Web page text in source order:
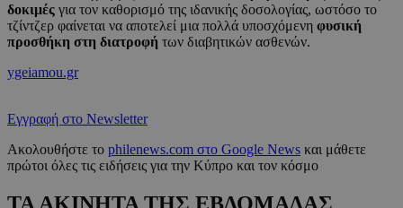
δοκιμές για τον καθορισμό της ιδανικής δοσολογίας, ωστόσο το
τζίντζερ φαίνεται να αποτελεί μια πολλά υποσχόμενη φυσική
προσθήκη στη διατροφή των διαβητικών ασθενών.
ygeiamou.gr
Εγγραφή στο Newsletter
Ακολουθήστε το philenews.com στο Google News και μάθετε
πρώτοι όλες τις ειδήσεις για την Κύπρο και τον κόσμο